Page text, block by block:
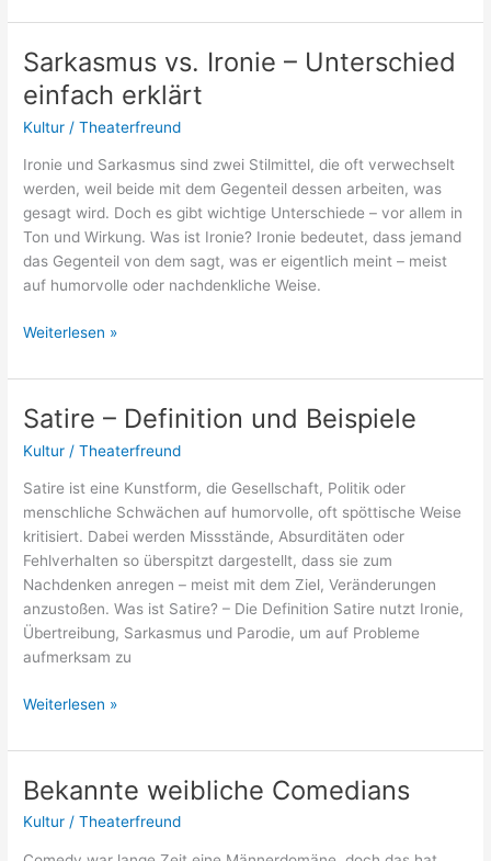
im
–
Kreativ,
vielseitig
sinnstiftend
Sarkasmus vs. Ironie – Unterschied
einfach erklärt
Kultur /Theaterfreund
Ironie und Sarkasmus sind zwei Stilmittel, die oft verwechselt
werden, weil beide mit dem Gegenteil dessen arbeiten, was
gesagt wird. Doch es gibt wichtige Unterschiede – vor allem in
Ton und Wirkung. Was ist Ironie? Ironie bedeutet, dass jemand
das Gegenteil von dem sagt, was er eigentlich meint – meist
auf humorvolle oder nachdenkliche Weise.
Sarkasmus
Ironie
Unterschied
einfach
Weiterlesen »
Satire – Definition und Beispiele
Kultur /Theaterfreund
Satire ist eine Kunstform, die Gesellschaft, Politik oder
menschliche Schwächen auf humorvolle, oft spöttische Weise
kritisiert. Dabei werden Missstände, Absurditäten oder
Fehlverhalten so überspitzt dargestellt, dass sie zum
Nachdenken anregen – meist mit dem Ziel, Veränderungen
anzustoßen. Was ist Satire? – Die Definition Satire nutzt Ironie,
Übertreibung, Sarkasmus und Parodie, um auf Probleme
aufmerksam zu
Satire
Definition
Beispiele
Weiterlesen »
Bekannte weibliche Comedians
Kultur /Theaterfreund